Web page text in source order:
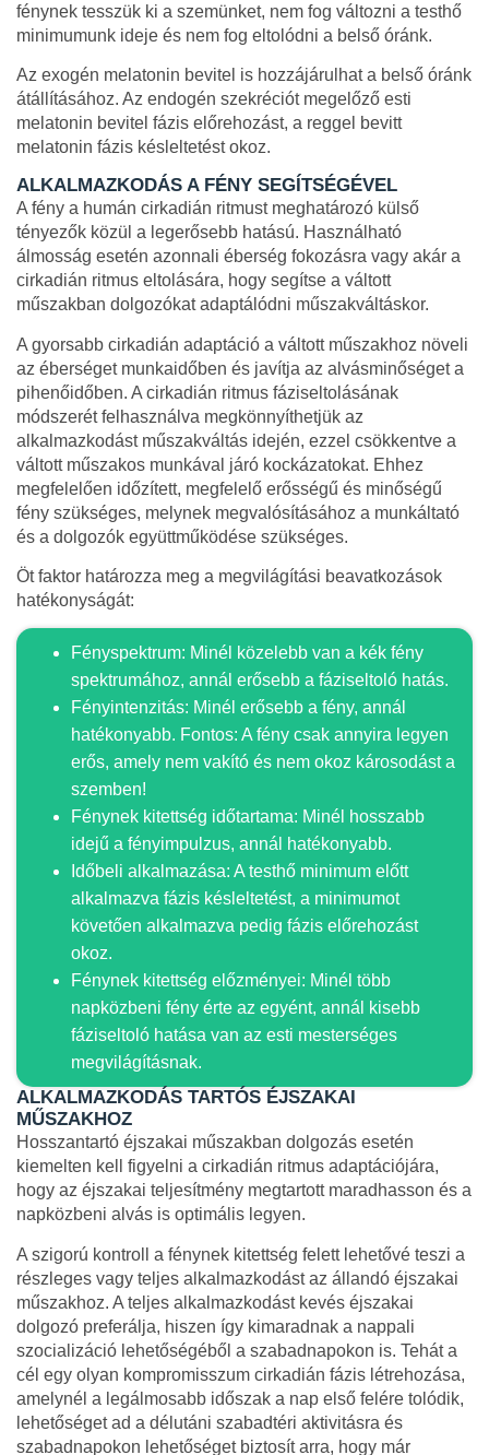
fénynek tesszük ki a szemünket, nem fog változni a testhő
minimumunk ideje és nem fog eltolódni a belső óránk.
Az exogén melatonin bevitel is hozzájárulhat a belső óránk
átállításához. Az endogén szekréciót megelőző esti
melatonin bevitel fázis előrehozást, a reggel bevitt
melatonin fázis késleltetést okoz.
ALKALMAZKODÁS A FÉNY SEGÍTSÉGÉVEL
A fény a humán cirkadián ritmust meghatározó külső
tényezők közül a legerősebb hatású. Használható
álmosság esetén azonnali éberség fokozásra vagy akár a
cirkadián ritmus eltolására, hogy segítse a váltott
műszakban dolgozókat adaptálódni műszakváltáskor.
A gyorsabb cirkadián adaptáció a váltott műszakhoz növeli
az éberséget munkaidőben és javítja az alvásminőséget a
pihenőidőben. A cirkadián ritmus fáziseltolásának
módszerét felhasználva megkönnyíthetjük az
alkalmazkodást műszakváltás idején, ezzel csökkentve a
váltott műszakos munkával járó kockázatokat. Ehhez
megfelelően időzített, megfelelő erősségű és minőségű
fény szükséges, melynek megvalósításához a munkáltató
és a dolgozók együttműködése szükséges.
Öt faktor határozza meg a megvilágítási beavatkozások
hatékonyságát:
Fényspektrum: Minél közelebb van a kék fény
spektrumához, annál erősebb a fáziseltoló hatás.
Fényintenzitás: Minél erősebb a fény, annál
hatékonyabb. Fontos: A fény csak annyira legyen
erős, amely nem vakító és nem okoz károsodást a
szemben!
Fénynek kitettség időtartama: Minél hosszabb
idejű a fényimpulzus, annál hatékonyabb.
Időbeli alkalmazása: A testhő minimum előtt
alkalmazva fázis késleltetést, a minimumot
követően alkalmazva pedig fázis előrehozást
okoz.
Fénynek kitettség előzményei: Minél több
napközbeni fény érte az egyént, annál kisebb
fáziseltoló hatása van az esti mesterséges
megvilágításnak.
ALKALMAZKODÁS TARTÓS ÉJSZAKAI
MŰSZAKHOZ
Hosszantartó éjszakai műszakban dolgozás esetén
kiemelten kell figyelni a cirkadián ritmus adaptációjára,
hogy az éjszakai teljesítmény megtartott maradhasson és a
napközbeni alvás is optimális legyen.
A szigorú kontroll a fénynek kitettség felett lehetővé teszi a
részleges vagy teljes alkalmazkodást az állandó éjszakai
műszakhoz. A teljes alkalmazkodást kevés éjszakai
dolgozó preferálja, hiszen így kimaradnak a nappali
szocializáció lehetőségéből a szabadnapokon is. Tehát a
cél egy olyan kompromisszum cirkadián fázis létrehozása,
amelynél a legálmosabb időszak a nap első felére tolódik,
lehetőséget ad a délutáni szabadtéri aktivitásra és
szabadnapokon lehetőséget biztosít arra, hogy már